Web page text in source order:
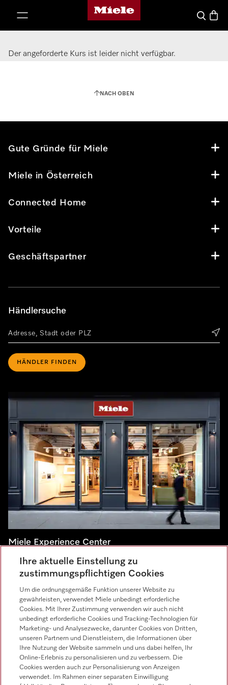
Miele-Homepage
Suche
Der angeforderte Kurs ist leider nicht verfügbar.
NACH OBEN
Gute Gründe für Miele
Miele in Österreich
Connected Home
Vorteile
Geschäftspartner
Händlersuche
HÄNDLER FINDEN
Miele Experience Center
Besuchen Sie unsere Miele Experience Center und lassen
Sie sich inspirieren.
Miele Experience Center Salzburg
Miele Experience Center Wien
Miele Experience Center Graz
Ihre aktuelle Einstellung zu
zustimmungspflichtigen Cookies
Um die ordnungsgemäße Funktion unserer Website zu
gewährleisten, verwendet Miele unbedingt erforderliche
Cookies. Mit Ihrer Zustimmung verwenden wir auch nicht
unbedingt erforderliche Cookies und Tracking-Technologien für
Marketing- und Analysezwecke, darunter Cookies von Dritten,
unseren Partnern und Dienstleistern, die Informationen über
Ihre Nutzung der Website sammeln und uns dabei helfen, Ihr
Online-Erlebnis zu personalisieren und zu verbessern. Die
Cookies werden auch zur Personalisierung von Anzeigen
verwendet. Im Rahmen einer separaten Einwilligung